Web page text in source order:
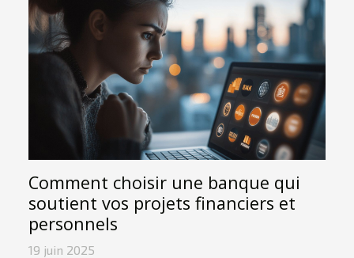
Comment choisir une banque qui
soutient vos projets financiers et
personnels
19 juin 2025